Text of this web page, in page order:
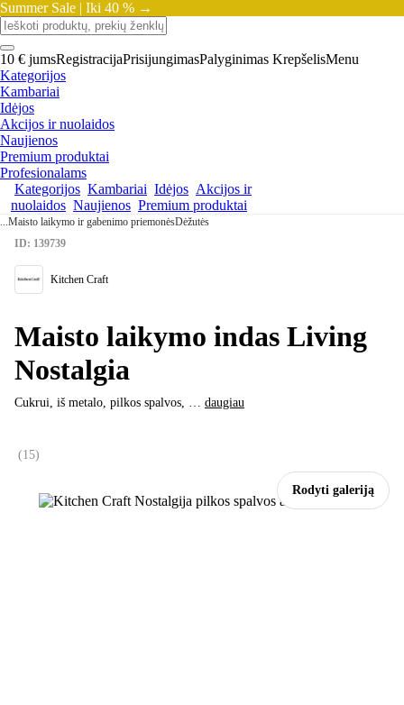
Summer Sale | Iki 40 % →
10 € jumsRegistracijaPrisijungimasPalyginimas KrepšelisMenu
Kategorijos
Kambariai
Idėjos
Akcijos ir nuolaidos
Naujienos
Premium produktai
Profesionalams
Kategorijos Kambariai Idėjos Akcijos ir
nuolaidos Naujienos Premium produktai
...Maisto laikymo ir gabenimo priemonėsDėžutės
Rodyti galeriją
ID: 139739
Kitchen Craft
Maisto laikymo indas Living
Nostalgia
Cukrui, iš metalo, pilkos spalvos, … daugiau
(15)